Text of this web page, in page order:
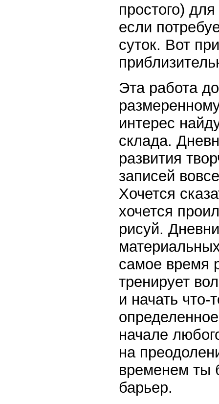
простого)
если
суток. Вот
Эта работа
интерес
склада.
развития
записей
Хочется
хочется
рисуй.
самое время
тренирует
и начать что-
начале
на
временем ты
барьер.